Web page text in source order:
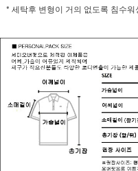
* 세탁후 변형이 거의 없도록 침수